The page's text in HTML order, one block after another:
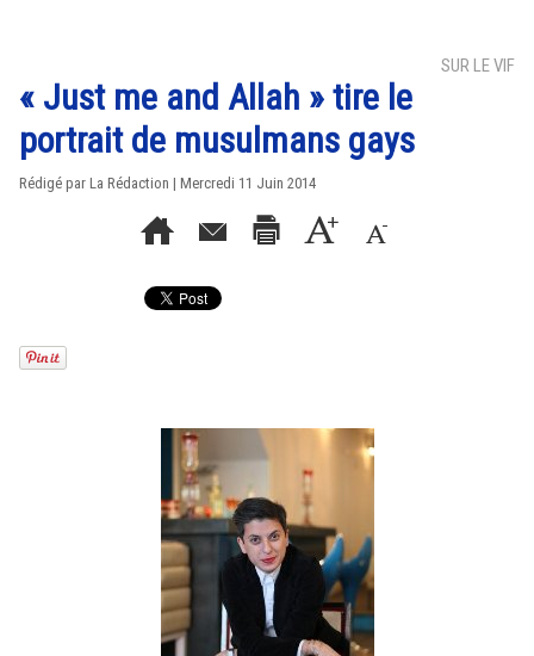
SUR LE VIF
« Just me and Allah » tire le
portrait de musulmans gays
Rédigé par La Rédaction | Mercredi 11 Juin 2014